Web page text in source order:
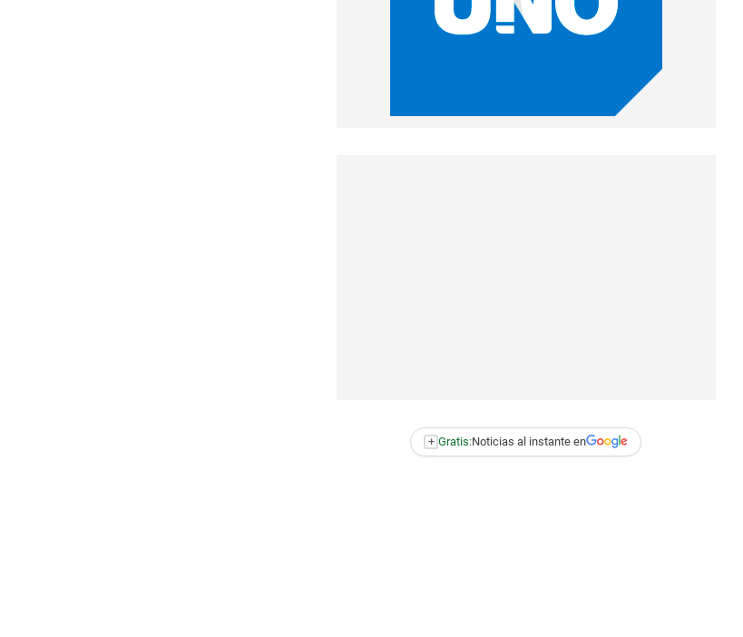
+ Gratis:Noticias al instante en